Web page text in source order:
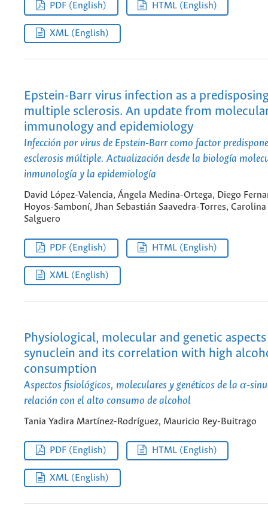
PDF (English) HTML (English)
XML (English)
Epstein-Barr virus infection as a
multiple sclerosis. An update from
immunology and epidemiology
Infección por virus de Epstein-Barr como factor
esclerosis múltiple. Actualización desde la biología
inmunología y la epidemiología
David López-Valencia, Ángela Medina-Ortega, Diego
Hoyos-Samboní, Jhan Sebastián Saavedra-Torres, Carolina
Salguero
PDF (English) HTML (English)
XML (English)
Physiological, molecular and genetic
synuclein and its correlation with high
consumption
Aspectos fisiológicos, moleculares y genéticos de la α-
relación con el alto consumo de alcohol
Tania Yadira Martínez-Rodríguez, Mauricio Rey-Buitrago
PDF (English) HTML (English)
XML (English)